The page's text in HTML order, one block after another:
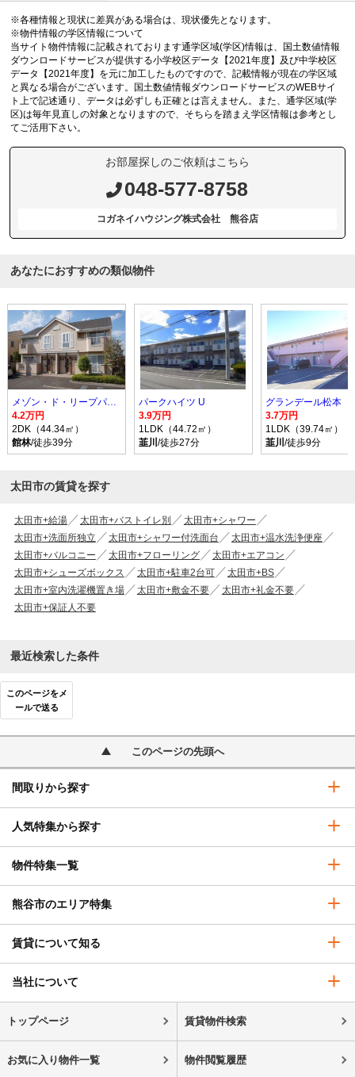
※各種情報と現状に差異がある場合は、現状優先となります。
※物件情報の学区情報について
当サイト物件情報に記載されております通学区域(学区)情報は、国土数値情報
ダウンロードサービスが提供する小学校区データ【2021年度】及び中学校区
データ【2021年度】を元に加工したものですので、記載情報が現在の学区域
と異なる場合がございます。国土数値情報ダウンロードサービスのWEBサイ
ト上で記述通り、データは必ずしも正確とは言えません。また、通学区域(学
区)は毎年見直しの対象となりますので、そちらを踏まえ学区情報は参考とし
てご活用下さい。
お部屋探しのご依頼はこちら
048-577-8758
コガネイハウジング株式会社 熊谷店
あなたにおすすめの類似物件
メゾン・ド・リープパルク A
4.2万円
2DK（44.34㎡）
館林/徒歩39分
パークハイツ U
3.9万円
1LDK（44.72㎡）
韮川 /徒歩27分
グランデール松本
3.7万円
1LDK（39.74㎡）
韮川 /徒歩9分
太田市の賃貸を探す
太田市+給湯 太田市+バストイレ別
太田市+シャワー
太田市+洗面所独立
太田市+シャワー付洗面台
太田市+温水洗浄便座
太田市+バルコニー
太田市+フローリング
太田市+エアコン
太田市+シューズボックス
太田市+駐車2台可
太田市+BS
太田市+室内洗濯機置き場
太田市+敷金不要
太田市+礼金不要
太田市+保証人不要
最近検索した条件
このページをメ
ールで送る
このページの先頭へ
間取りから探す
人気特集から探す
物件特集一覧
熊谷市のエリア特集
賃貸について知る
当社について
トップページ 賃貸物件検索
お気に入り物件一覧 物件閲覧履歴